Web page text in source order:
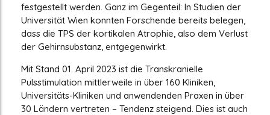
festgestellt werden. Ganz im Gegenteil: In Studien der
Universität Wien konnten Forschende bereits belegen,
dass die TPS der kortikalen Atrophie, also dem Verlust
der Gehirnsubstanz, entgegenwirkt.
Mit Stand 01. April 2023 ist die Transkranielle
Pulsstimulation mittlerweile in über 160 Kliniken,
Universitäts-Kliniken und anwendenden Praxen in über
30 Ländern vertreten – Tendenz steigend. Dies ist auch